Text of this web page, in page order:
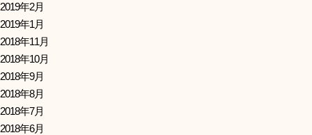
2019年2月
2019年1月
2018年11月
2018年10月
2018年9月
2018年8月
2018年7月
2018年6月